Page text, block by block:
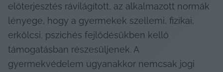
előterjesztés rávilágított, az alkalmazott normák
lényege, hogy a gyermekek szellemi, fizikai,
erkölcsi, pszichés fejlődésükben kellő
támogatásban részesüljenek. A
gyermekvédelem ugyanakkor nemcsak jogi